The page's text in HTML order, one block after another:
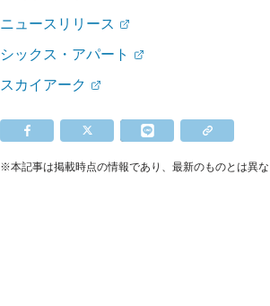
ニュースリリース
シックス・アパート
スカイアーク
※本記事は掲載時点の情報であり、最新のものとは異